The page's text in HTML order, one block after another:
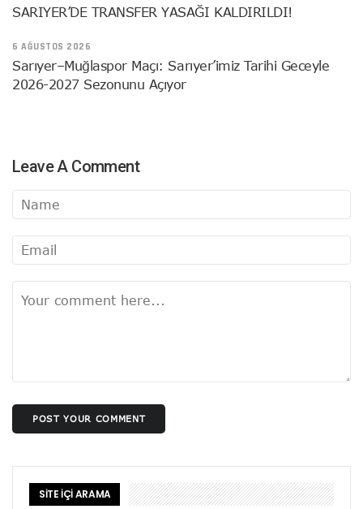
SARIYER’DE TRANSFER YASAĞI KALDIRILDI!
6 AĞUSTOS 2026
Sarıyer–Muğlaspor Maçı: Sarıyer’imiz Tarihi Geceyle
2026-2027 Sezonunu Açıyor
Leave A Comment
POST YOUR COMMENT
SİTE İÇİ ARAMA